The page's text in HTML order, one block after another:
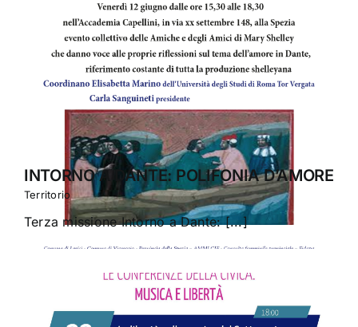
INTORNO A DANTE: POLIFONIA D’AMORE
Territorio
Terza missione Intorno a Dante: [...]